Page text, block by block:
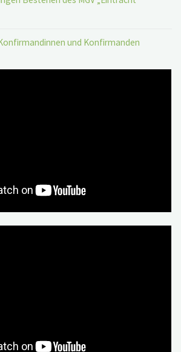
und Konfirmanden